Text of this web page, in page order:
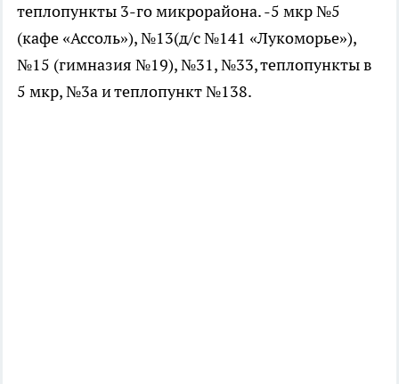
теплопункты 3-го микрорайона. -5 мкр №5
(кафе «Ассоль»), №13(д/с №141 «Лукоморье»),
№15 (гимназия №19), №31, №33, теплопункты в
5 мкр, №3а и теплопункт №138.